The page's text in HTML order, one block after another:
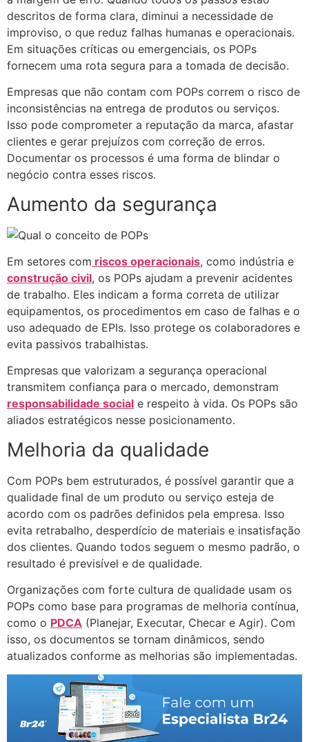
descritos de forma clara, diminui a necessidade de
improviso, o que reduz falhas humanas e operacionais.
Em situações críticas ou emergenciais, os POPs
fornecem uma rota segura para a tomada de decisão.
Empresas que não contam com POPs correm o risco de
inconsistências na entrega de produtos ou serviços.
Isso pode comprometer a reputação da marca, afastar
clientes e gerar prejuízos com correção de erros.
Documentar os processos é uma forma de blindar o
negócio contra esses riscos.
Aumento da segurança
Em setores com riscos operacionais, como indústria e
construção civil, os POPs ajudam a prevenir acidentes
de trabalho. Eles indicam a forma correta de utilizar
equipamentos, os procedimentos em caso de falhas e o
uso adequado de EPIs. Isso protege os colaboradores e
evita passivos trabalhistas.
Empresas que valorizam a segurança operacional
transmitem confiança para o mercado, demonstram
responsabilidade social e respeito à vida. Os POPs são
aliados estratégicos nesse posicionamento.
Melhoria da qualidade
Com POPs bem estruturados, é possível garantir que a
qualidade final de um produto ou serviço esteja de
acordo com os padrões definidos pela empresa. Isso
evita retrabalho, desperdício de materiais e insatisfação
dos clientes. Quando todos seguem o mesmo padrão, o
resultado é previsível e de qualidade.
Organizações com forte cultura de qualidade usam os
POPs como base para programas de melhoria contínua,
como o PDCA (Planejar, Executar, Checar e Agir). Com
isso, os documentos se tornam dinâmicos, sendo
atualizados conforme as melhorias são implementadas.